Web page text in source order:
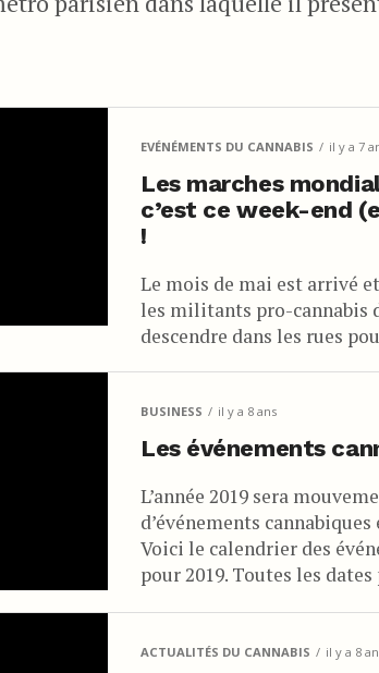
EVÉNÉMENTS DU CANNABIS il y a 7
Les marches
c’est ce week-end
!
Le mois de mai est arrivé
les militants pro-cannabis
descendre dans les rues
BUSINESS il y a 8 ans
Les événements
L’année 2019 sera
d’événements
Voici le calendrier des
pour 2019. Toutes les
ACTUALITÉS DU CANNABIS il y a 8